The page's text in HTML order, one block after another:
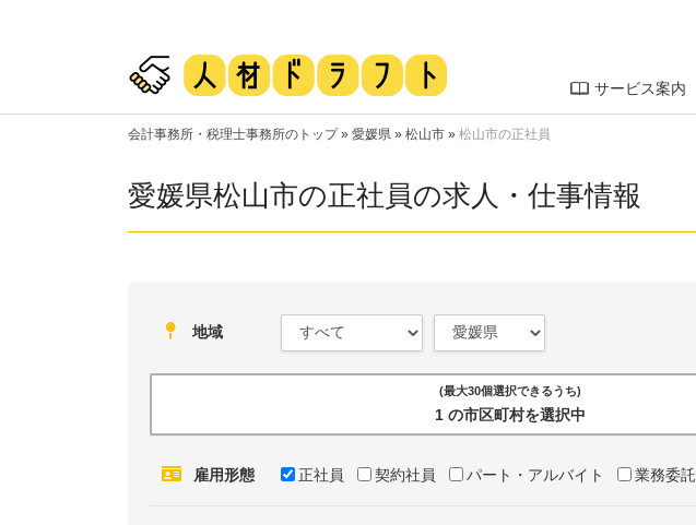
サービス案内
会計事務所・税理士事務所のトップ» 愛媛県 » 松山市 » 松山市の正社員
愛媛県松山市の正社員の求人・仕事情報
地域
(最大30個選択できるうち)
1 の市区町村を選択中
雇用形態 正社員 契約社員 パート・アルバイト 業務委託